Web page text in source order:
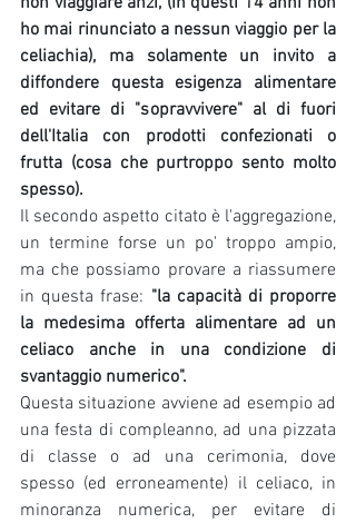
ho mai rinunciato a nessun viaggio per la
celiachia), ma solamente un invito a
diffondere questa esigenza alimentare
ed evitare di "sopravvivere" al di fuori
dell'Italia con prodotti confezionati o
frutta (cosa che purtroppo sento molto
spesso).
Il secondo aspetto citato è l'aggregazione,
un termine forse un po' troppo ampio,
ma che possiamo provare a riassumere
in questa frase: "la capacità di proporre
la medesima offerta alimentare ad un
celiaco anche in una condizione di
svantaggio numerico".
Questa situazione avviene ad esempio ad
una festa di compleanno, ad una pizzata
di classe o ad una cerimonia, dove
spesso (ed erroneamente) il celiaco, in
minoranza numerica, per evitare di